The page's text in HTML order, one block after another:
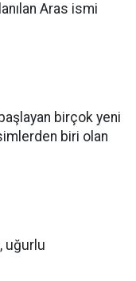
Aras ismi
birçok yeni
biri olan
uğurlu